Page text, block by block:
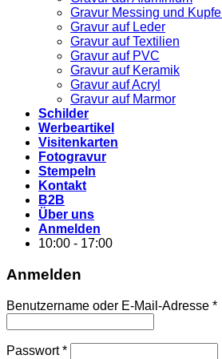
Gravur Messing und
Gravur auf Leder
Gravur auf Textilien
Gravur auf PVC
Gravur auf Keramik
Gravur auf Acryl
Gravur auf Marmor
Schilder
Werbeartikel
Visitenkarten
Fotogravur
Stempeln
Kontakt
B2B
Über uns
Anmelden
10:00 - 17:00
Anmelden
Benutzername oder E-Mail-Adresse *
Passwort*Erforderlich